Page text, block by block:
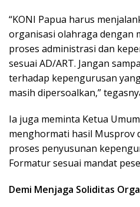
“KONI Papua harus
organisasi olahraga dengan
proses administrasi dan
sesuai AD/ART. Jangan
terhadap kepengurusan
masih dipersoalkan,”
Ia juga meminta Ketua
menghormati hasil Musprov
proses penyusunan
Formatur sesuai mandat
Demi Menjaga Soliditas